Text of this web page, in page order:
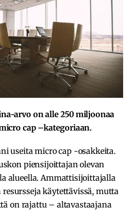
arvo on alle 250 miljoonaa
cap –kategoriaan.
useita micro cap -osakkeita.
piensijoittajan olevan
alueella. Ammattisijoittajalla
käytettävissä, mutta
on rajattu – altavastaajana